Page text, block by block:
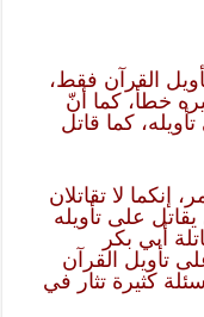
القرآن فقط،
خطأ، كما أنّ
كما قاتل
إنكما لا تقاتلان
على تأويله
أبي بكر
تأويل القرآن
كثيرة تثار في